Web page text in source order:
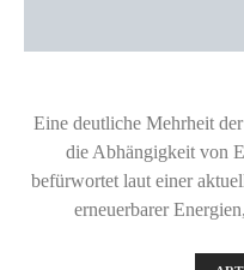
Eine deutliche Mehrheit
die Abhängigkeit von
befürwortet laut einer
erneuerbarer